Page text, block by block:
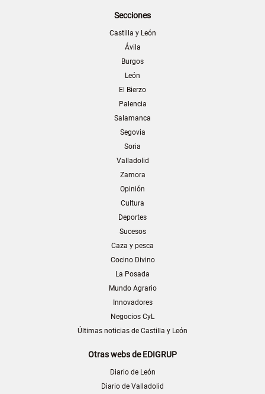
Secciones
Castilla y León
Ávila
Burgos
León
El Bierzo
Palencia
Salamanca
Segovia
Soria
Valladolid
Zamora
Opinión
Cultura
Deportes
Sucesos
Caza y pesca
Cocino Divino
La Posada
Mundo Agrario
Innovadores
Negocios CyL
Últimas noticias de Castilla y León
Otras webs de EDIGRUP
Diario de León
Diario de Valladolid